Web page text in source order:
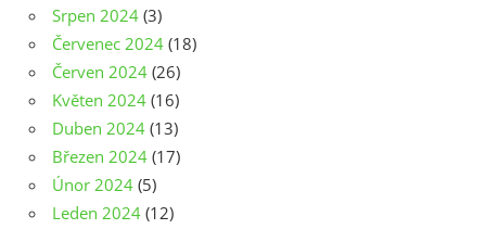
Srpen 2024 (3)
Červenec 2024 (18)
Červen 2024 (26)
Květen 2024 (16)
Duben 2024 (13)
Březen 2024 (17)
Únor 2024 (5)
Leden 2024 (12)